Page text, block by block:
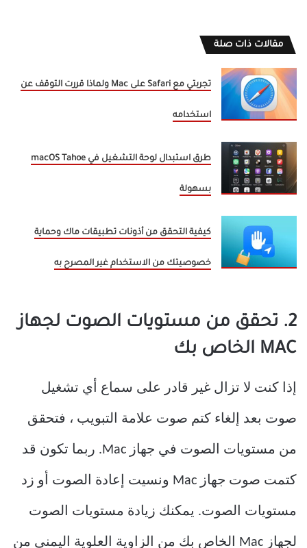
مقالات ذات صلة
تجربتي مع Safari على Mac ولماذا قررت التوقف عن
استخدامه
طرق استبدال لوحة التشغيل في macOS Tahoe
بسهولة
كيفية التحقق من أذونات تطبيقات ماك وحماية
خصوصيتك من الاستخدام غير المصرح به
2. تحقق من مستويات الصوت لجهاز
MAC الخاص بك
إذا كنت لا تزال غير قادر على سماع أي تشغيل
صوت بعد إلغاء كتم صوت علامة التبويب ، فتحقق
من مستويات الصوت في جهاز Mac. ربما تكون قد
كتمت صوت جهاز Mac ونسيت إعادة الصوت أو زد
مستويات الصوت. يمكنك زيادة مستويات الصوت
لجهاز Mac الخاص بك من الزاوية العلوية اليمنى من